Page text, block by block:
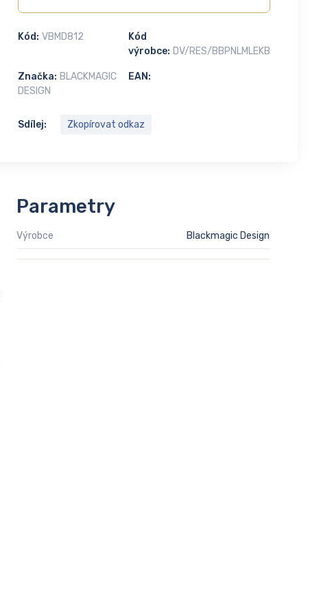
Kód: VBMD812
Kód
výrobce: DV/RES/BBPNLMLEKB
EAN:
Značka: BLACKMAGIC
DESIGN
Sdílej: Zkopírovat odkaz
Parametry
Výrobce Blackmagic Design